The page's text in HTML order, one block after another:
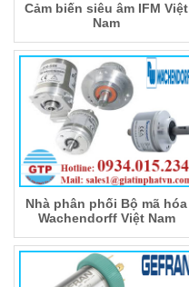
Cảm biến siêu âm IFM Việt
Nam
Nhà phân phối Bộ mã hóa
Wachendorff Việt Nam